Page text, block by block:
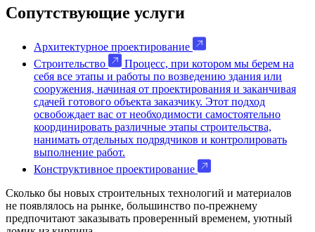
Сопутствующие услуги
Архитектурное проектирование
Строительство
Процесс, при котором мы берем на
себя все этапы и работы по возведению здания или
сооружения, начиная от проектирования и заканчивая
сдачей готового объекта заказчику. Этот подход
освобождает вас от необходимости самостоятельно
координировать различные этапы строительства,
нанимать отдельных подрядчиков и контролировать
выполнение работ.
Конструктивное проектирование
Сколько бы новых строительных технологий и материалов
не появлялось на рынке, большинство по-прежнему
предпочитают заказывать проверенный временем, уютный